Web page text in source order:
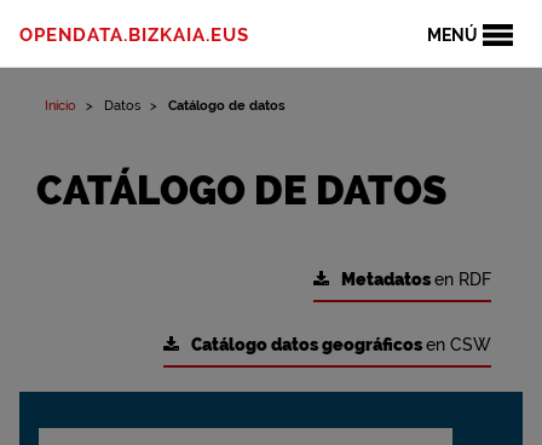
MENÚ
OPENDATA.BIZKAIA.EUS
Inicio Datos Catálogo de datos
CATÁLOGO DE DATOS
Metadatosen RDF
Catálogo datos geográficosen CSW